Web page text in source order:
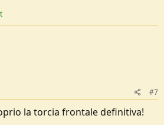
#7
la torcia frontale definitiva!